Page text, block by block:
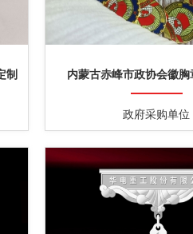
制 内蒙古赤峰市政协会徽
政府采购单位